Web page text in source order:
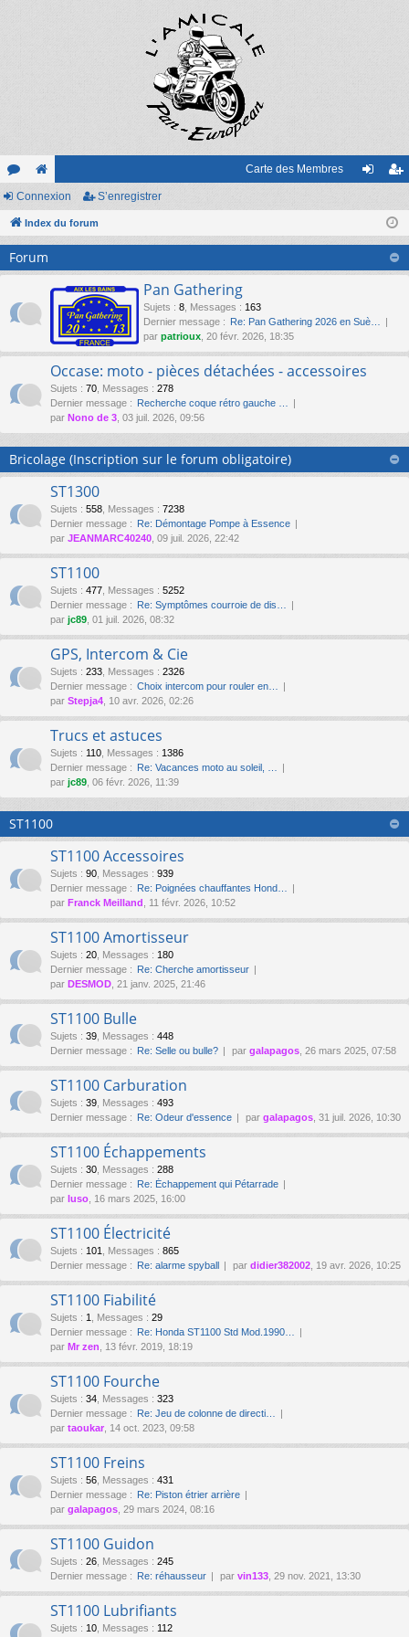
or
u
m
s
e
sit
Carte des Membres
on
nr
eg
ist
Connexion S’enregistrer
Index du forum
Forum
Pan Gathering
Sujets : 8 Messages : 163
Dernier message : Re: Pan Gathering 2026 en Suè…
par patrioux , 20 févr. 2026, 18:35
Occase: moto - pièces détachées - accessoires
Sujets : 70 Messages : 278
Dernier message : Recherche coque rétro gauche …
par Nono de 3 , 03 juil. 2026, 09:56
Bricolage (Inscription sur le forum obligatoire)
ST1300
Sujets : 558 Messages : 7238
Dernier message : Re: Démontage Pompe à Essence
par JEANMARC40240 , 09 juil. 2026, 22:42
ST1100
Sujets : 477 Messages : 5252
Dernier message : Re: Symptômes courroie de dis…
par jc89 , 01 juil. 2026, 08:32
GPS, Intercom & Cie
Sujets : 233 Messages : 2326
Dernier message : Choix intercom pour rouler en…
par Stepja4 , 10 avr. 2026, 02:26
Trucs et astuces
Sujets : 110 Messages : 1386
Dernier message : Re: Vacances moto au soleil, …
par jc89 , 06 févr. 2026, 11:39
ST1100
ST1100 Accessoires
Sujets : 90 Messages : 939
Dernier message : Re: Poignées chauffantes Hond…
par Franck Meilland , 11 févr. 2026, 10:52
ST1100 Amortisseur
Sujets : 20 Messages : 180
Dernier message : Re: Cherche amortisseur
par DESMOD , 21 janv. 2025, 21:46
ST1100 Bulle
Sujets : 39 Messages : 448
Dernier message : Re: Selle ou bulle? par galapagos , 26 mars 2025, 07:58
ST1100 Carburation
Sujets : 39 Messages : 493
Dernier message : Re: Odeur d'essence par galapagos , 31 juil. 2026, 10:30
ST1100 Échappements
Sujets : 30 Messages : 288
Dernier message : Re: Échappement qui Pétarrade
par luso , 16 mars 2025, 16:00
ST1100 Électricité
Sujets : 101 Messages : 865
Dernier message : Re: alarme spyball par didier382002 , 19 avr. 2026, 10:25
ST1100 Fiabilité
Sujets : 1 Messages : 29
Dernier message : Re: Honda ST1100 Std Mod.1990…
par Mr zen , 13 févr. 2019, 18:19
ST1100 Fourche
Sujets : 34 Messages : 323
Dernier message : Re: Jeu de colonne de directi…
par taoukar , 14 oct. 2023, 09:58
ST1100 Freins
Sujets : 56 Messages : 431
Dernier message : Re: Piston étrier arrière
par galapagos , 29 mars 2024, 08:16
ST1100 Guidon
Sujets : 26 Messages : 245
Dernier message : Re: réhausseur par vin133 , 29 nov. 2021, 13:30
ST1100 Lubrifiants
Sujets : 10 Messages : 112